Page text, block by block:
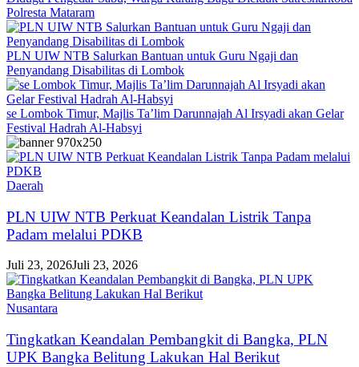
Polresta Mataram
PLN UIW NTB Salurkan Bantuan untuk Guru Ngaji dan
Penyandang Disabilitas di Lombok
se Lombok Timur, Majlis Ta’lim Darunnajah Al Irsyadi akan Gelar
Festival Hadrah Al-Habsyi
Daerah
PLN UIW NTB Perkuat Keandalan Listrik Tanpa
Padam melalui PDKB
Juli 23, 2026Juli 23, 2026
Nusantara
Tingkatkan Keandalan Pembangkit di Bangka, PLN
UPK Bangka Belitung Lakukan Hal Berikut